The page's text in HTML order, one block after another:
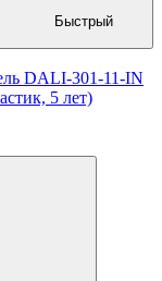
Быстрый
DALI-301-11-IN
5 лет)